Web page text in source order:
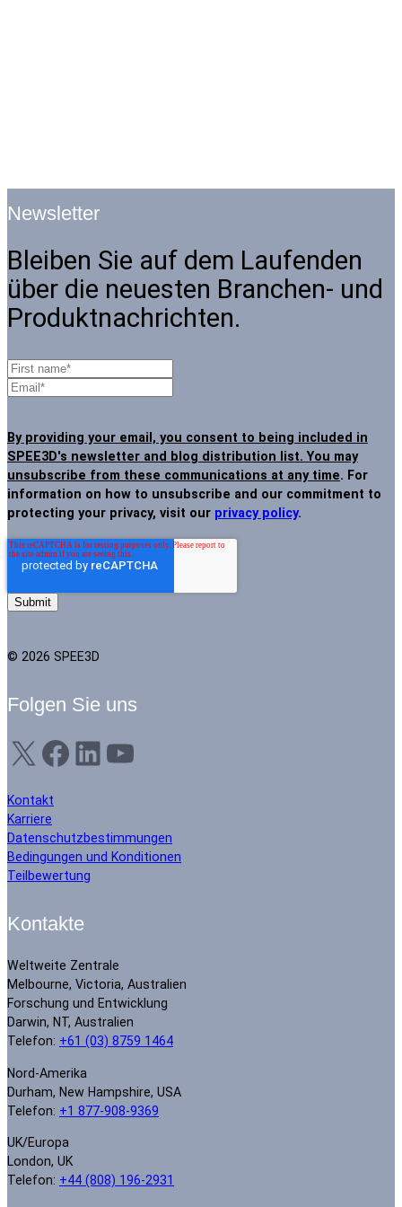
Newsletter
Bleiben Sie auf dem Laufenden
über die neuesten Branchen- und
Produktnachrichten.
By providing your email, you consent to being included in
SPEE3D's newsletter and blog distribution list. You may
unsubscribe from these communications at any time. For
information on how to unsubscribe and our commitment to
protecting your privacy, visit our privacy policy.
© 2026 SPEE3D
Folgen Sie uns
X Facebook LinkedIn YouTube
Kontakt
Karriere
Datenschutzbestimmungen
Bedingungen und Konditionen
Teilbewertung
Kontakte
Weltweite Zentrale
Melbourne, Victoria, Australien
Forschung und Entwicklung
Darwin, NT, Australien
Telefon: +61 (03) 8759 1464
Nord-Amerika
Durham, New Hampshire, USA
Telefon: +1 877-908-9369
UK/Europa
London, UK
Telefon: +44 (808) 196-2931